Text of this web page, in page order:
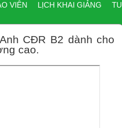
VIÊN LỊCH KHAI GIẢNG
CĐR B2 dành cho
cao.